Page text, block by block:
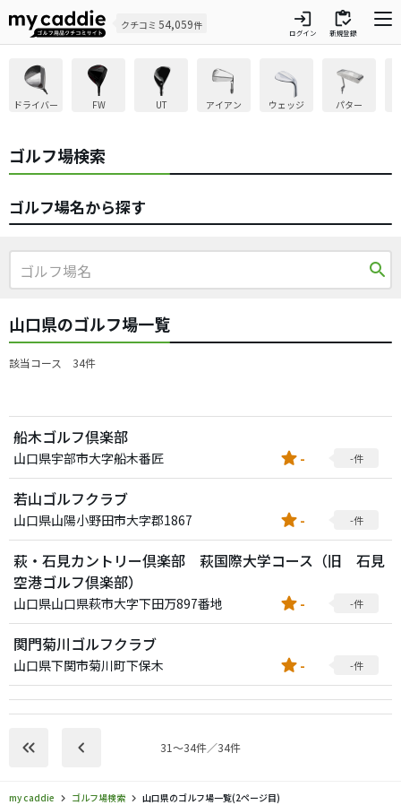
クチコミ 54,059件 login
ログイン
inventory
新規登録
ドライバー FW UT アイアン ウェッジ パター
ゴルフ場検索
ゴルフ場名から探す
search
山口県のゴルフ場一覧
該当コース 34件
船木ゴルフ倶楽部
山口県宇部市大字船木番匠 star - -件
若山ゴルフクラブ
山口県山陽小野田市大字郡1867 star - -件
萩・石見カントリー倶楽部 萩国際大学コース（旧 石見
空港ゴルフ倶楽部）
山口県山口県萩市大字下田万897番地 star - -件
関門菊川ゴルフクラブ
山口県下関市菊川町下保木 star - -件
keyboard_double_arrow_left keyboard_arrow_left 31〜34件／34件
my caddie ゴルフ場検索 山口県のゴルフ場一覧(2ページ目)